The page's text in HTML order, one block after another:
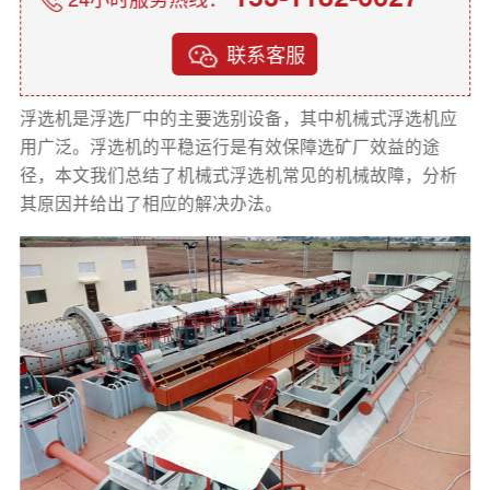
联系客服
浮选机是浮选厂中的主要选别设备，其中机械式浮选机应
用广泛。浮选机的平稳运行是有效保障选矿厂效益的途
径，本文我们总结了机械式浮选机常见的机械故障，分析
其原因并给出了相应的解决办法。